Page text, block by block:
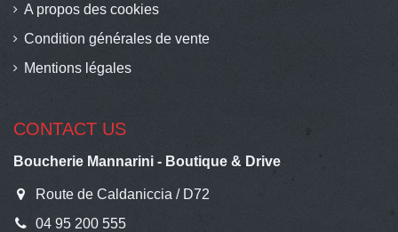
A propos des cookies
Condition générales de vente
Mentions légales
CONTACT US
Boucherie Mannarini - Boutique & Drive
Route de Caldaniccia / D72
04 95 200 555